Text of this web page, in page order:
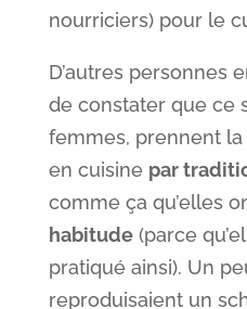
nourriciers) pour le
D’autres personnes
de constater que ce
femmes, prennent
en cuisine par
comme ça qu’elles
habitude(parce
pratiqué ainsi). Un
reproduisaient un